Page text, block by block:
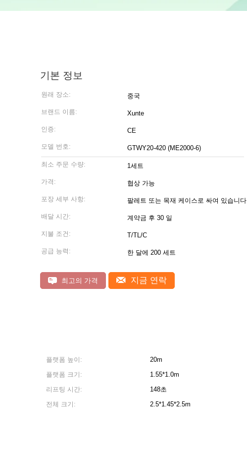
기본 정보
원래 장소: 중국
브랜드 이름: Xunte
인증: CE
모델 번호: GTWY20-420 (ME2000-6)
최소 주문 수량: 1세트
가격: 협상 가능
포장 세부 사항: 팔레트 또는 목재 케이스로 싸여 있습니다
배달 시간: 계약금 후 30 일
지불 조건: T/TL/C
공급 능력: 한 달에 200 세트
최고의 가격 지금 연락
플랫폼 높이:
20m
플랫폼 크기:
1.55*1.0m
리프팅 시간:
148초
전체 크기:
2.5*1.45*2.5m